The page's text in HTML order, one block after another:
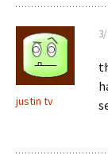
justin tv